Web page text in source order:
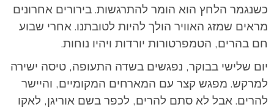
כשנגמר הלחץ הוא הומר להתרגשות. בירורים אחרונים
מראים שמזג האוויר הולך להיות לטובתנו. אחרי שבוע
חם בהרים, הטמפרטורות יורדות ויהיו נוחות.
יום שלישי בבוקר, נפגשים בשדה התעופה, טיסה ישירה
למרקש. מפגש קצר עם המארחים המקומיים, והיישר
להרים. אבל לא סתם להרים, לכפר בשם אוריגן, לאקו